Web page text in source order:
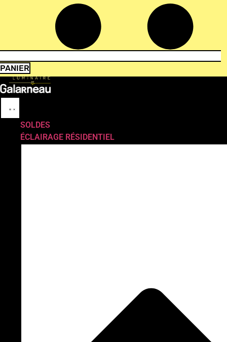
PANIER
SOLDES
ÉCLAIRAGE RÉSIDENTIEL